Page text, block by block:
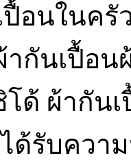
อนในครั
กันเปื้อน
ด้ ผ้ากัน
ด้รับคว